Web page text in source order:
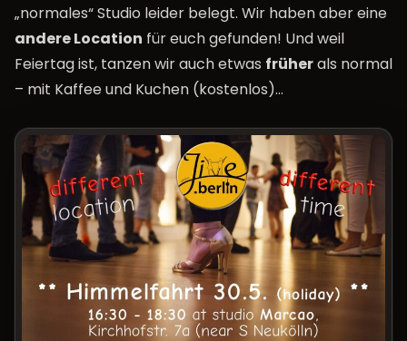
„normales“ Studio leider belegt. Wir haben aber eine
andere Location für euch gefunden! Und weil
Feiertag ist, tanzen wir auch etwas früherals normal
– mit Kaffee und Kuchen (kostenlos)…